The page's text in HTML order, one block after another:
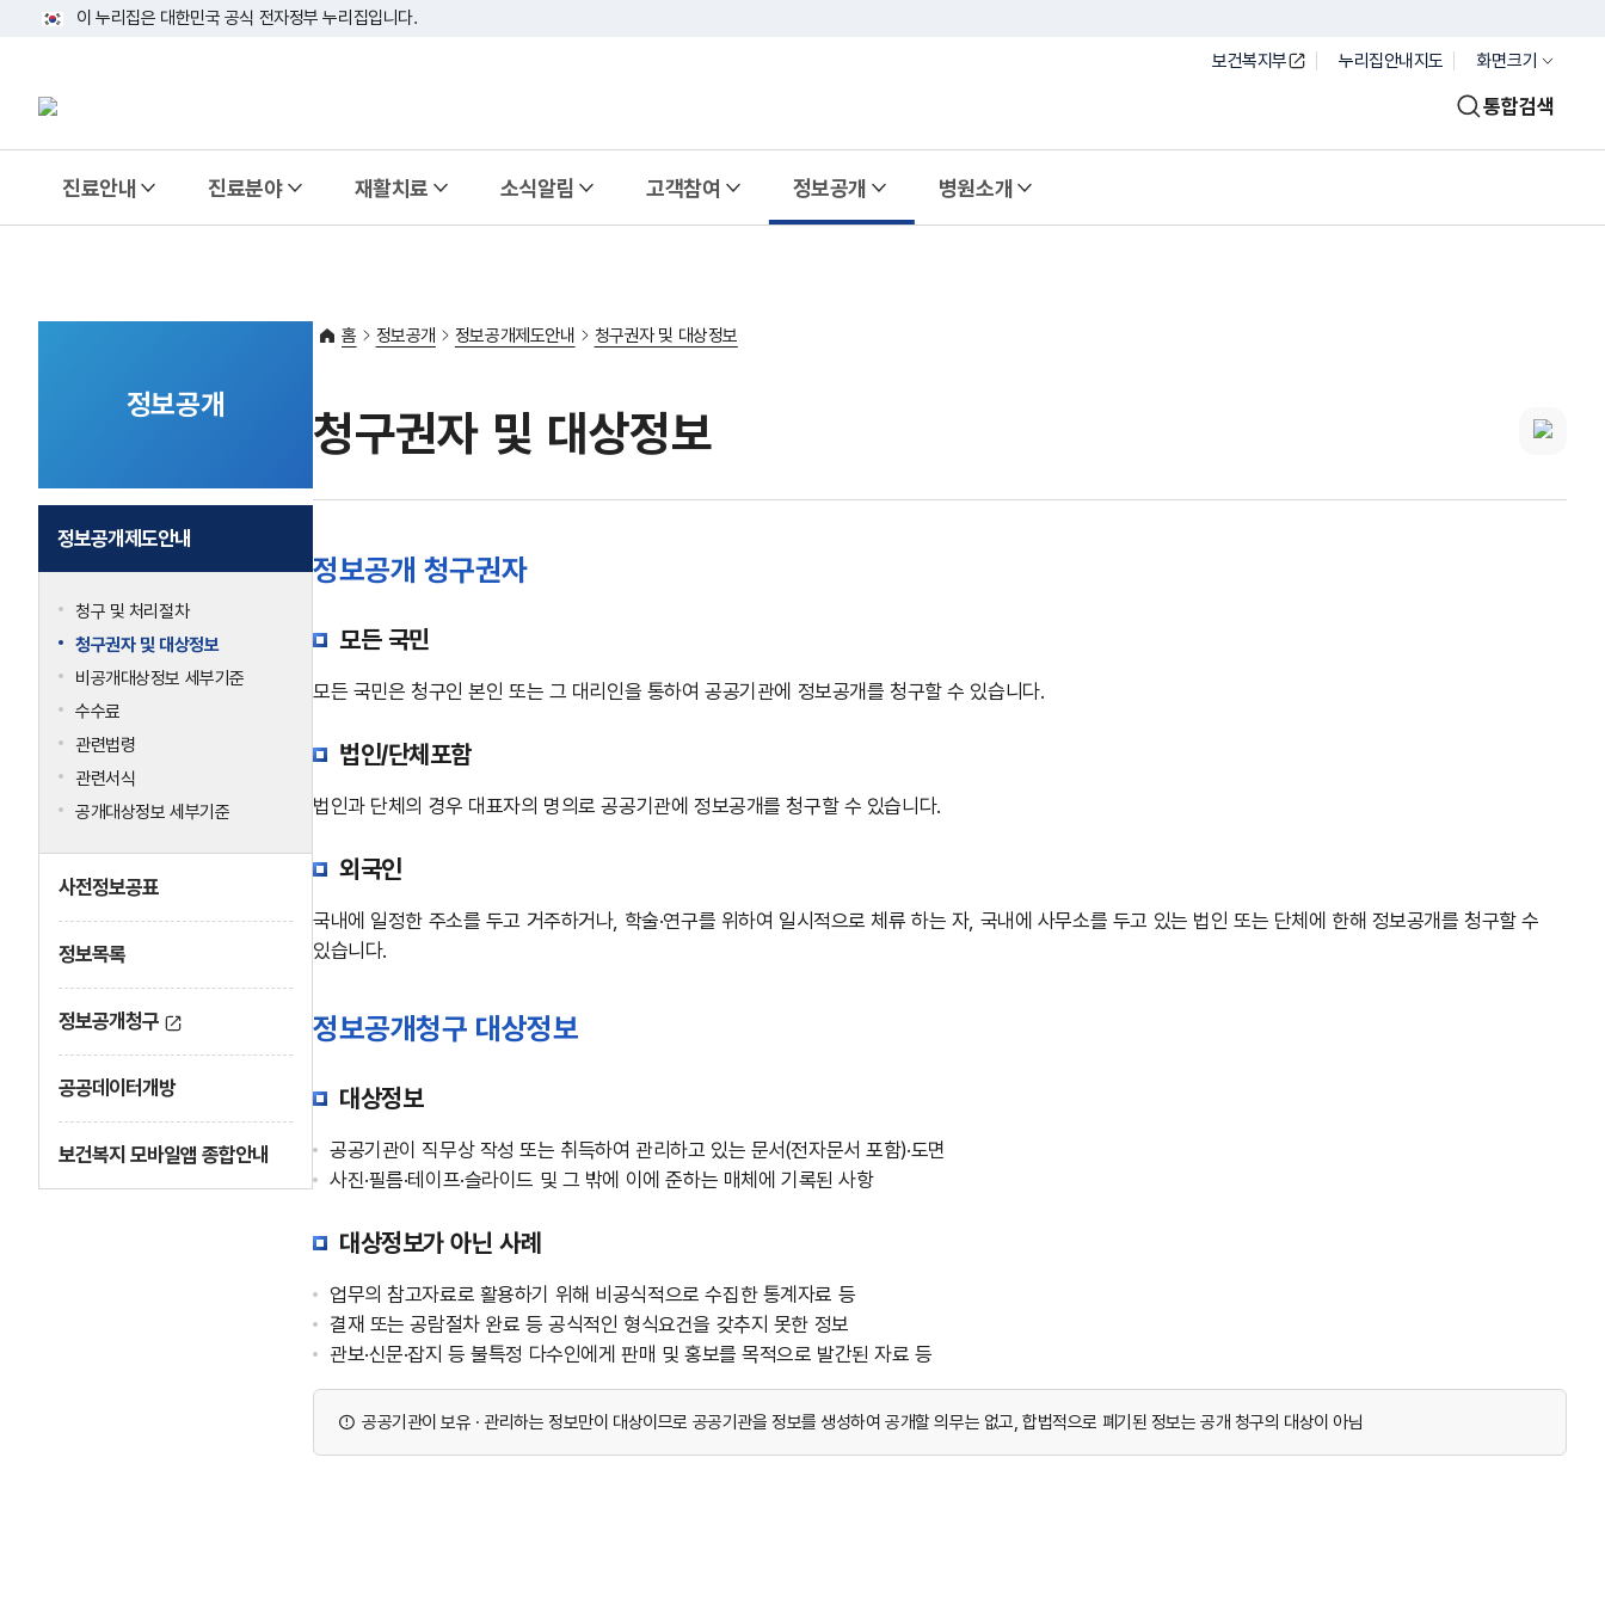
태극기
이 누리집은 대한민국 공식 전자정부 누리집입니다.
보건복지부
누리집안내지도 화면크기
통합검색
진료안내 진료분야 재활치료 소식알림 고객참여 정보공개 병원소개
정보공개
정보공개제도안내
청구 및 처리절차
청구권자 및 대상정보
비공개대상정보 세부기준
수수료
관련법령
관련서식
공개대상정보 세부기준
사전정보공표
정보목록
정보공개청구
공공데이터개방
보건복지 모바일앱 종합안내
홈 정보공개 정보공개제도안내 청구권자 및 대상정보
청구권자 및 대상정보
정보공개 청구권자
모든 국민
모든 국민은 청구인 본인 또는 그 대리인을 통하여 공공기관에 정보공개를 청구할 수 있습니다.
법인/단체포함
법인과 단체의 경우 대표자의 명의로 공공기관에 정보공개를 청구할 수 있습니다.
외국인
국내에 일정한 주소를 두고 거주하거나, 학술·연구를 위하여 일시적으로 체류 하는 자, 국내에 사무소를 두고 있는 법인 또는 단체에 한해 정보공개를 청구할 수
있습니다.
정보공개청구 대상정보
대상정보
공공기관이 직무상 작성 또는 취득하여 관리하고 있는 문서(전자문서 포함)·도면
사진·필름·테이프·슬라이드 및 그 밖에 이에 준하는 매체에 기록된 사항
대상정보가 아닌 사례
업무의 참고자료로 활용하기 위해 비공식적으로 수집한 통계자료 등
결재 또는 공람절차 완료 등 공식적인 형식요건을 갖추지 못한 정보
관보·신문·잡지 등 불특정 다수인에게 판매 및 홍보를 목적으로 발간된 자료 등
공공기관이 보유 · 관리하는 정보만이 대상이므로 공공기관을 정보를 생성하여 공개할 의무는 없고, 합법적으로 폐기된 정보는 공개 청구의 대상이 아님